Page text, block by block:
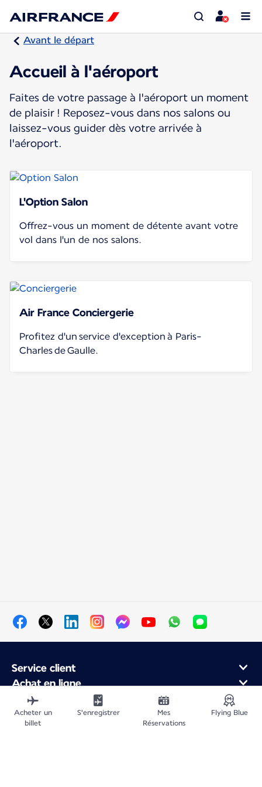
Avant le départ
Accueil à l'aéroport
Faites de votre passage à l'aéroport un moment
de plaisir ! Reposez-vous dans nos salons ou
laissez-vous guider dès votre arrivée à
l'aéroport.
L'Option Salon
Offrez-vous un moment de détente avant votre
vol dans l'un de nos salons.
Air France Conciergerie
Profitez d'un service d'exception à Paris-
Charles de Gaulle.
Service client
Achat en ligne
Programme de fidélité et partenaires
À propos d'Air France
Application Mobile Air France
Acheter un
billet
S'enregistrer
Mes
Réservations
Flying Blue